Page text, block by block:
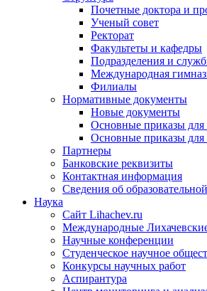
Почетные доктора и
Ученый совет
Ректорат
Факультеты и кафедры
Подразделения и
Международная
Филиалы
Нормативные документы
Новые документы
Основные приказы для
Основные приказы для
Партнеры
Банковские реквизиты
Контактная информация
Сведения об
Наука
Сайт Lihachev.ru
Международные
Научные конференции
Студенческое научное
Конкурсы научных работ
Аспирантура